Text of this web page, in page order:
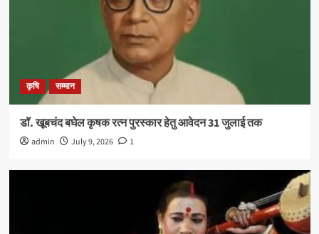
कृषि सम्मान
डॉ. खूबचंद बघेल कृषक रत्न पुरस्कार हेतु आवेदन 31 जुलाई तक
admin July 9, 2026 1